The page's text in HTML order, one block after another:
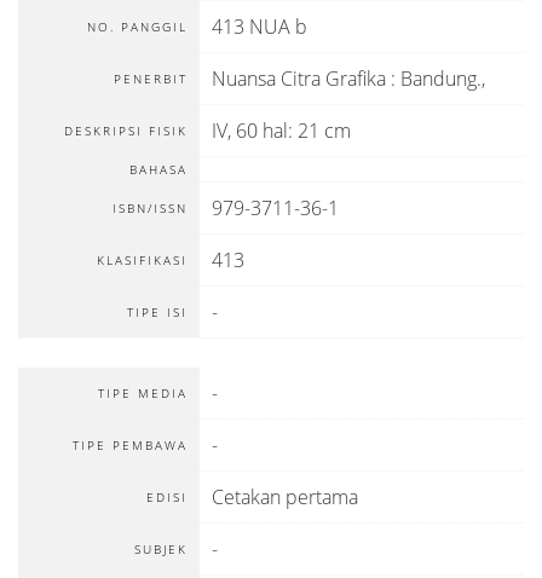
NO. PANGGIL 413 NUA b
PENERBIT Nuansa Citra Grafika : Bandung.,
DESKRIPSI FISIK IV, 60 hal: 21 cm
BAHASA
ISBN/ISSN 979-3711-36-1
KLASIFIKASI 413
TIPE ISI -
TIPE MEDIA -
TIPE PEMBAWA -
EDISI Cetakan pertama
SUBJEK -